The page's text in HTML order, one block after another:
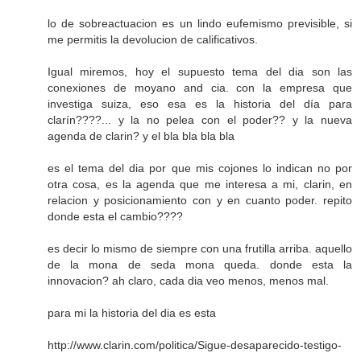
lo de sobreactuacion es un lindo eufemismo previsible, si
me permitis la devolucion de calificativos.
Igual miremos, hoy el supuesto tema del dia son las
conexiones de moyano and cia. con la empresa que
investiga suiza, eso esa es la historia del día para
clarín????... y la no pelea con el poder?? y la nueva
agenda de clarin? y el bla bla bla bla
es el tema del dia por que mis cojones lo indican no por
otra cosa, es la agenda que me interesa a mi, clarin, en
relacion y posicionamiento con y en cuanto poder. repito
donde esta el cambio????
es decir lo mismo de siempre con una frutilla arriba. aquello
de la mona de seda mona queda. donde esta la
innovacion? ah claro, cada dia veo menos, menos mal.
para mi la historia del dia es esta
http://www.clarin.com/politica/Sigue-desaparecido-testigo-